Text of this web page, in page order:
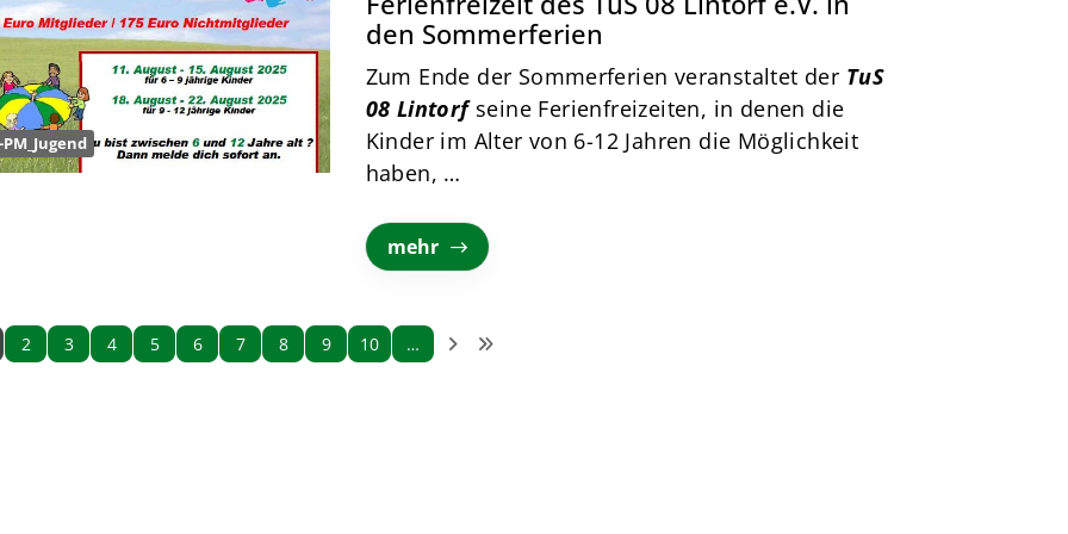
PM_Jugend
den Sommerferien
Zum Ende der Sommerferien veranstaltet der TuS
08 Lintorfseine Ferienfreizeiten, in denen die
Kinder im Alter von 6-12 Jahren die Möglichkeit
haben, …
mehr
2 3 4 5 6 7 8 9 10 …